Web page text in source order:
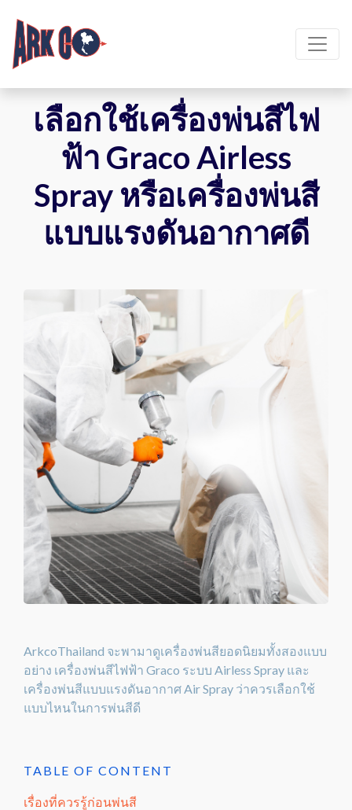
เลือกใช้เครื่องพ่นสีไฟ
ฟ้า Graco Airless
Spray หรือเครื่องพ่นสี
แบบแรงดันอากาศดี
ArkcoThailand จะพามาดูเครื่องพ่นสียอดนิยมทั้งสองแบบ
อย่าง เครื่องพ่นสีไฟฟ้า Graco ระบบ Airless Spray และ
เครื่องพ่นสีแบบแรงดันอากาศ Air Spray ว่าควรเลือกใช้
แบบไหนในการพ่นสีดี
TABLE OF CONTENT
เรื่องที่ควรรู้ก่อนพ่นสี